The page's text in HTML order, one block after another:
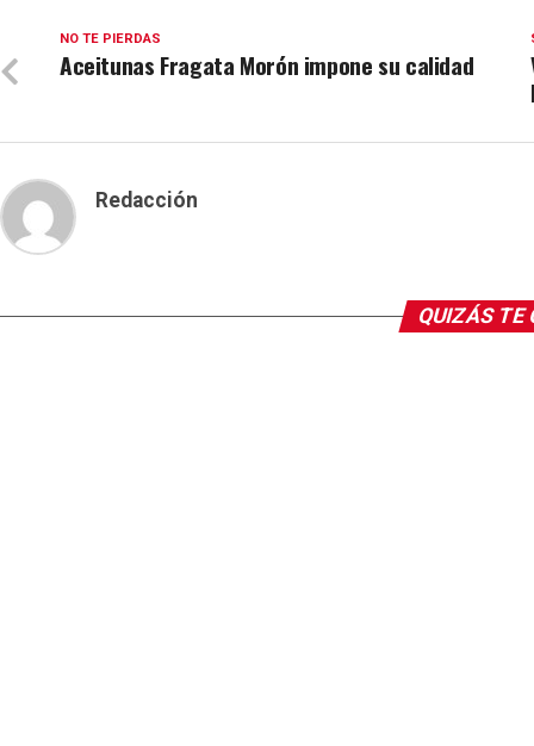
NO TE PIERDAS
Aceitunas Fragata Morón impone su calidad
Redacción
QUIZÁS TE